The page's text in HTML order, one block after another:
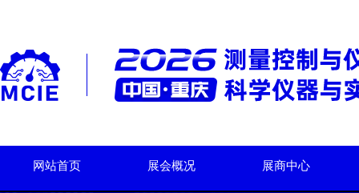
网站首页 展会概况 展商中心